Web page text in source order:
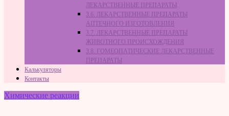
ЛЕКАРСТВЕННЫЕ ПРЕПАРАТЫ
3.6. ЛЕКАРСТВЕННЫЕ ПРЕПАРАТЫ
АПТЕЧНОГО ИЗГОТОВЛЕНИЯ
3.7. ЛЕКАРСТВЕННЫЕ ПРЕПАРАТЫ
ЖИВОТНОГО ПРОИСХОЖДЕНИЯ
3.8. ГОМЕОПАТИЧЕСКИЕ ЛЕКАРСТВЕННЫЕ
ПРЕПАРАТЫ
Калькуляторы
Контакты
Химические реакции